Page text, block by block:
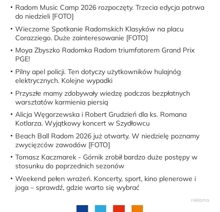
Radom Music Camp 2026 rozpoczęty. Trzecia edycja potrwa
do niedzieli [FOTO]
Wieczorne Spotkanie Radomskich Klasyków na placu
Corazziego. Duże zainteresowanie [FOTO]
Moya Zbyszko Radomka Radom triumfatorem Grand Prix
PGE!
Pilny apel policji. Ten dotyczy użytkowników hulajnóg
elektrycznych. Kolejne wypadki
Przyszłe mamy zdobywały wiedzę podczas bezpłatnych
warsztatów karmienia piersią
Alicja Węgorzewska i Robert Grudzień dla ks. Romana
Kotlarza. Wyjątkowy koncert w Szydłowcu
Beach Ball Radom 2026 już otwarty. W niedzielę poznamy
zwycięzców zawodów [FOTO]
Tomasz Kaczmarek - Górnik zrobił bardzo duże postępy w
stosunku do poprzednich sezonów
Weekend pełen wrażeń. Koncerty, sport, kino plenerowe i
joga – sprawdź, gdzie warto się wybrać